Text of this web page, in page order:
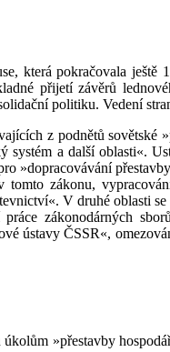
která pokračovala
přijetí závěrů
politiku. Vedení
z podnětů
systém a další
»dopracovávání
zákonu,
V druhé oblasti
zákonodárných
ústavy ČSSR«,
»přestavby